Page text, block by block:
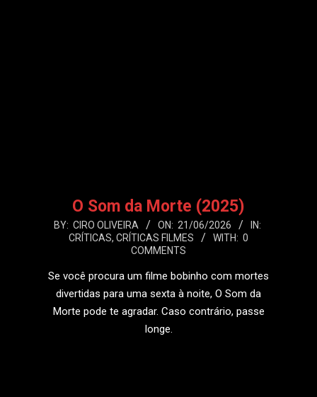
O Som da Morte (2025)
2026-
BY: CIRO OLIVEIRA ON: 21/06/2026
IN:
CRÍTICAS, CRÍTICAS FILMES WITH: 0
COMMENTS
Se você procura um filme bobinho com mortes
divertidas para uma sexta à noite, O Som da
Morte pode te agradar. Caso contrário, passe
longe.